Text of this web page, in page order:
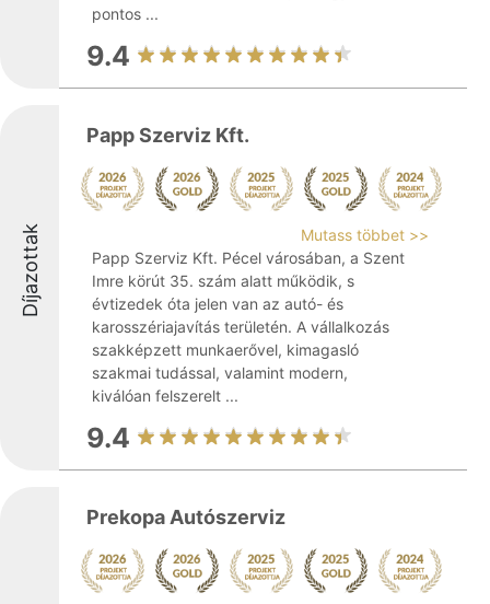
pontos ...
9.4
Díjazottak
Papp Szerviz Kft.
Mutass többet >>
Papp Szerviz Kft. Pécel városában, a Szent
Imre körút 35. szám alatt működik, s
évtizedek óta jelen van az autó- és
karosszériajavítás területén. A vállalkozás
szakképzett munkaerővel, kimagasló
szakmai tudással, valamint modern,
kiválóan felszerelt ...
9.4
Prekopa Autószerviz